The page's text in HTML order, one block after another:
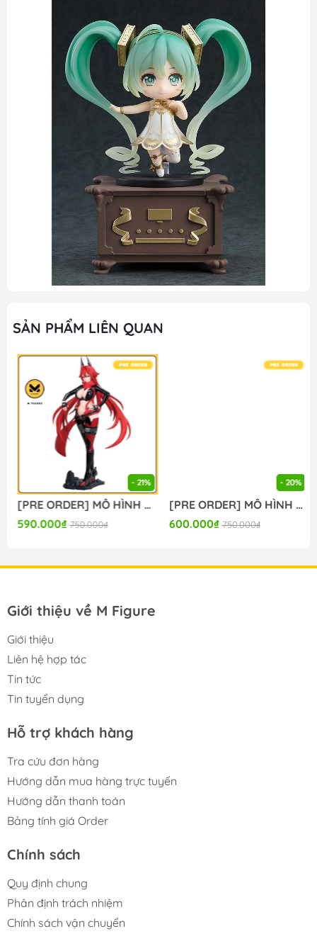
SẢN PHẨM LIÊN QUAN
- 21%
[PRE ORDER] MÔ HÌNH Goddess of Victory: Nikke - Red Hood - FigLife! (Bandai Spirits) FIGURE CHÍNH HÃNG
590.000₫ 750.000₫
- 20%
[PRE ORDER] MÔ HÌNH Umamusume: Pretty Derby - Nakayama Festa - Boc'Z We\N, Ata Mahane (Bandai Spirits) FIGURE CHÍNH HÃNG
600.000₫ 750.000₫
Giới thiệu về M Figure
Giới thiệu
Liên hệ hợp tác
Tin tức
Tin tuyển dụng
Hỗ trợ khách hàng
Tra cứu đơn hàng
Hướng dẫn mua hàng trực tuyến
Hướng dẫn thanh toán
Bảng tính giá Order
Chính sách
Quy định chung
Phân định trách nhiệm
Chính sách vận chuyển